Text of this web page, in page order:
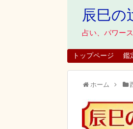
辰巳の
占い、パワー
トップページ 鑑
ホーム